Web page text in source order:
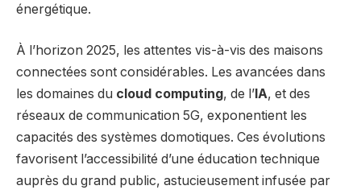
énergétique.
À l’horizon 2025, les attentes vis-à-vis des maisons
connectées sont considérables. Les avancées dans
les domaines du cloud computing, de l’ IA, et des
réseaux de communication 5G, exponentient les
capacités des systèmes domotiques. Ces évolutions
favorisent l’accessibilité d’une éducation technique
auprès du grand public, astucieusement infusée par